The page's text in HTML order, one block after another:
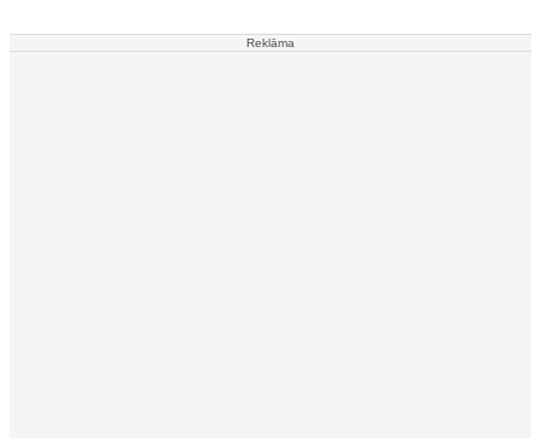
Reklāma